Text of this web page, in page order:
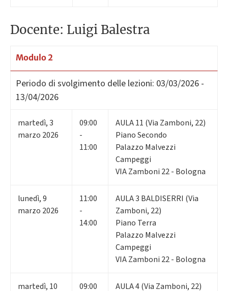
Docente: Luigi Balestra
Modulo 2
Periodo di svolgimento delle lezioni: 03/03/2026 -
13/04/2026
martedì,3
marzo 2026
09:00
-
11:00
AULA 11 (Via Zamboni, 22)
Piano Secondo
Palazzo Malvezzi
Campeggi
VIA Zamboni 22 - Bologna
lunedì,9
marzo 2026
11:00
-
14:00
AULA 3 BALDISERRI (Via
Zamboni, 22)
Piano Terra
Palazzo Malvezzi
Campeggi
VIA Zamboni 22 - Bologna
martedì, 10 09:00 AULA 4 (Via Zamboni, 22)